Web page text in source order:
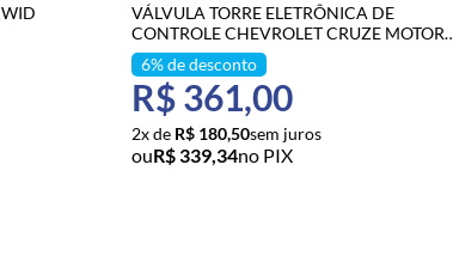
VÁLVULA TORRE ELETRÔNICA DE
CONTROLE CHEVROLET CRUZE MOTOR
1.4 TURBO 2017> RC.600.443
R$ 339,34no PIX
R$ 361,00
2x de R$ 180,50